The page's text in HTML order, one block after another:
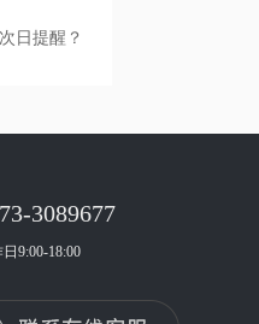
日提醒？
3089677
9:00-18:00